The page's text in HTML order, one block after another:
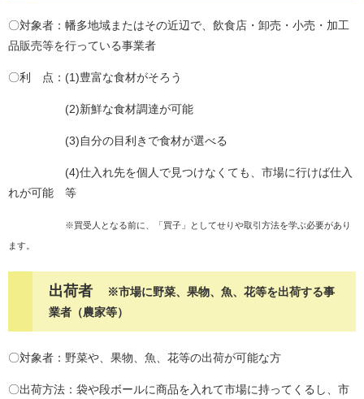
〇対象者：幡多地域またはその近辺で、飲食店・卸売・小売・加工
品販売等を行っている事業者
〇利 点：(1)豊富な食材がそろう
(2)新鮮な食材調達が可能
(3)自分の目利きで食材が選べる
(4)仕入れ先を個人で見つけなくても、市場に行けば仕入
れが可能 等
※買受人となる前に、「買子」としてせりや取引方法を学ぶ必要があり
ます。
出荷者
※市場に野菜、果物、魚、花等を出荷する事
業者（農家等）
〇対象者：野菜や、果物、魚、花等の出荷が可能な方
〇出荷方法：袋や段ボールに商品を入れて市場に持ってくるし、市